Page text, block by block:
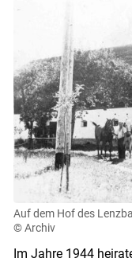
Auf dem Hof des
© Archiv
Im Jahre 1944